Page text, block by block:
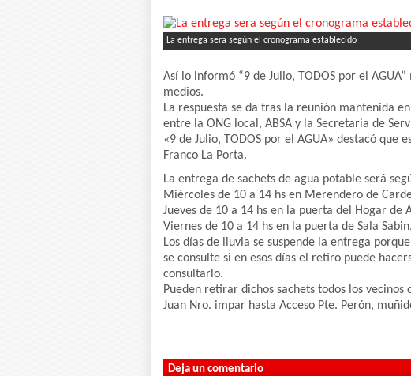
La entrega sera según el cronograma establecido
Así lo informó “9 de Julio, TODOS por el
medios.
La respuesta se da tras la reunión mantenida
entre la ONG local, ABSA y la Secretaria de
«9 de Julio, TODOS por el AGUA» destacó que
Franco La Porta.
La entrega de sachets de agua potable será
Miércoles de 10 a 14 hs en Merendero de
Jueves de 10 a 14 hs en la puerta del Hogar de
Viernes de 10 a 14 hs en la puerta de Sala
Los días de lluvia se suspende la entrega
se consulte si en esos días el retiro puede
consultarlo.
Pueden retirar dichos sachets todos los
Juan Nro. impar hasta Acceso Pte. Perón,
Deja un comentario